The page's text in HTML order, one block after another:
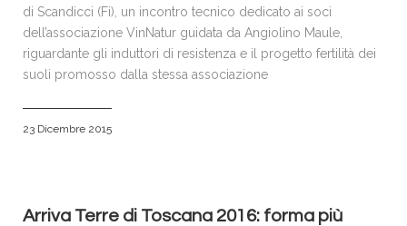
di Scandicci (Fi), un incontro tecnico dedicato ai soci
dell’associazione VinNatur guidata da Angiolino Maule,
riguardante gli induttori di resistenza e il progetto fertilità dei
suoli promosso dalla stessa associazione
23 Dicembre 2015
Arriva Terre di Toscana 2016: forma più